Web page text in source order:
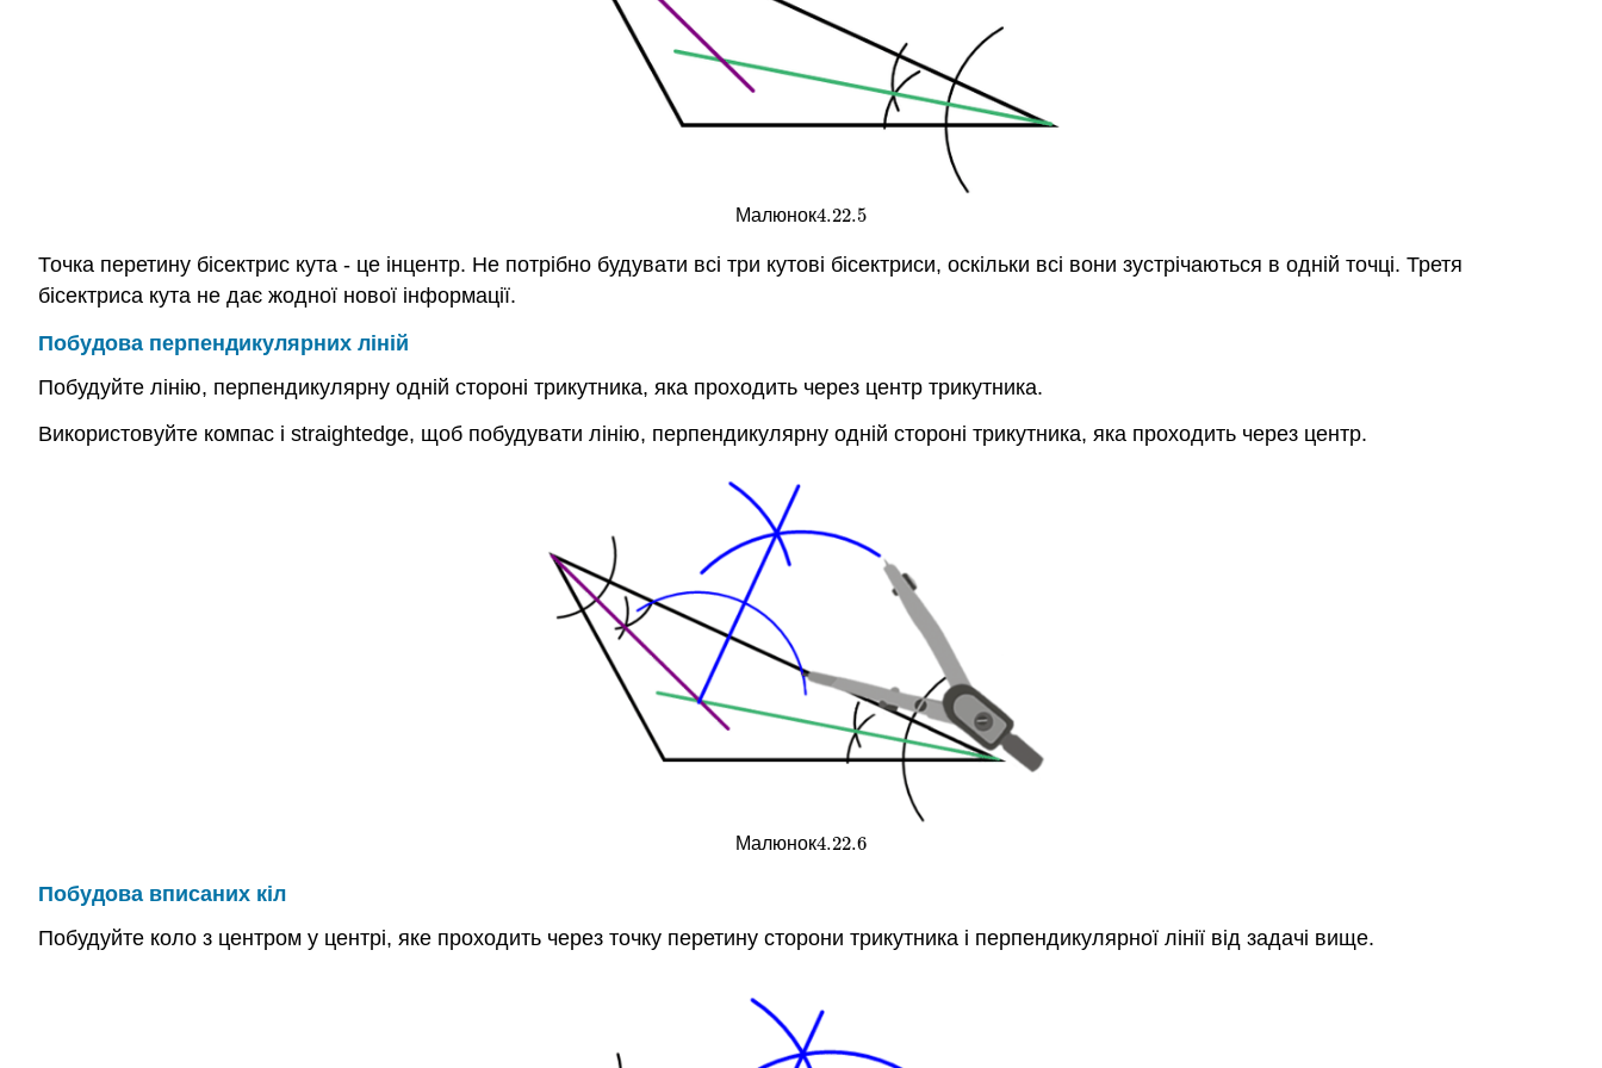
Малюнок4.22.5
4.22.5
Точка перетину бісектрис кута - це інцентр. Не потрібно будувати всі три кутові бісектриси, оскільки всі вони зустрічаються в одній точці. Третя
бісектриса кута не дає жодної нової інформації.
Побудова перпендикулярних ліній
Побудуйте лінію, перпендикулярну одній стороні трикутника, яка проходить через центр трикутника.
Використовуйте компас і straightedge, щоб побудувати лінію, перпендикулярну одній стороні трикутника, яка проходить через центр.
Малюнок4.22.6
4.22.6
Побудова вписаних кіл
Побудуйте коло з центром у центрі, яке проходить через точку перетину сторони трикутника і перпендикулярної лінії від задачі вище.